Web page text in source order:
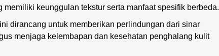
memiliki keunggulan tekstur serta manfaat spesifik berbeda.
dirancang untuk memberikan perlindungan dari sinar
menjaga kelembapan dan kesehatan penghalang kulit